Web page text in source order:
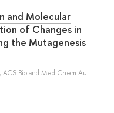
and Molecular
of Changes in
the Mutagenesis
, ACS Bio and Med Chem Au